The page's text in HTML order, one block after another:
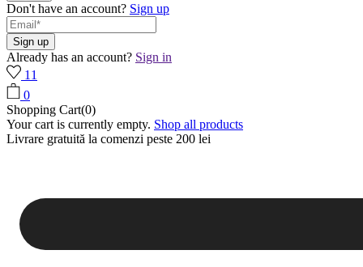
Don't have an account? Sign up
Already has an account? Sign in
11
0
Shopping Cart(0)
Your cart is currently empty. Shop all products
Livrare gratuită la comenzi peste 200 lei